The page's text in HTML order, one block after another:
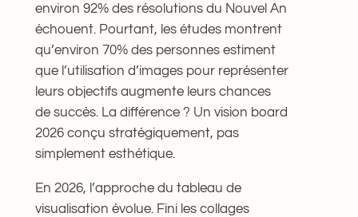
environ 92% des résolutions du Nouvel An
échouent. Pourtant, les études montrent
qu’environ 70% des personnes estiment
que l’utilisation d’images pour représenter
leurs objectifs augmente leurs chances
de succès. La différence ? Un vision board
2026 conçu stratégiquement, pas
simplement esthétique.
En 2026, l’approche du tableau de
visualisation évolue. Fini les collages